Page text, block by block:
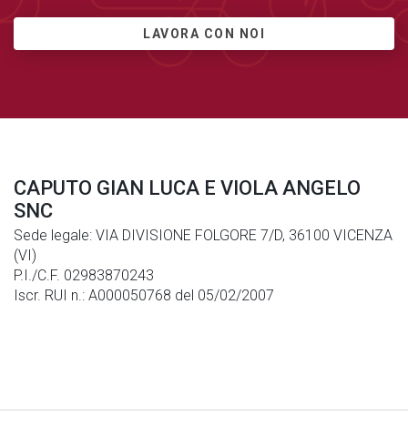
LAVORA CON NOI
CAPUTO GIAN LUCA E VIOLA ANGELO
SNC
Sede legale: VIA DIVISIONE FOLGORE 7/D, 36100 VICENZA
(VI)
P.I./C.F. 02983870243
Iscr. RUI n.: A000050768 del 05/02/2007